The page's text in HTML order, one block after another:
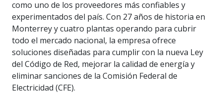
como uno de los proveedores más confiables y
experimentados del país. Con 27 años de historia en
Monterrey y cuatro plantas operando para cubrir
todo el mercado nacional, la empresa ofrece
soluciones diseñadas para cumplir con la nueva Ley
del Código de Red, mejorar la calidad de energía y
eliminar sanciones de la Comisión Federal de
Electricidad (CFE).